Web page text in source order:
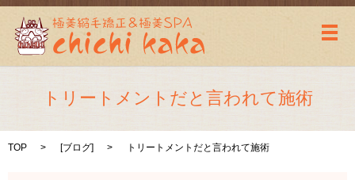
メ
トリートメントだと言われて施術
TOP [ブログ] トリートメントだと言われて施術